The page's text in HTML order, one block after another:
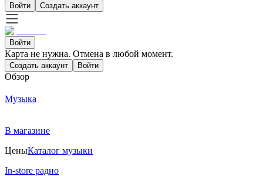
Войти Создать аккаунт
Войти
Карта не нужна. Отмена в любой момент.
Создать аккаунт Войти
Обзор
Музыка
В магазине
ЦеныКаталог музыки
In-store радио